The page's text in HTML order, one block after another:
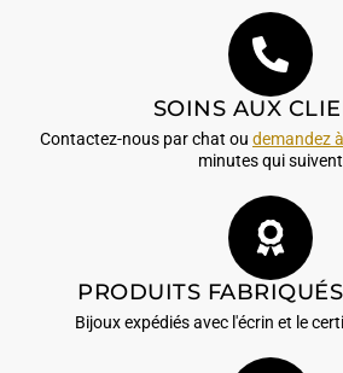
SOINS AUX
Contactez-nous par chat ou demandez
minutes qui suivent
PRODUITS
Bijoux expédiés avec l'écrin et le